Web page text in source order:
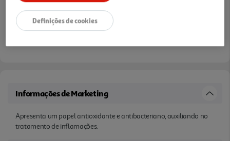
Informações de Marketing
Apresenta um papel antioxidante e antibacteriano, auxiliando no
tratamento de inflamações.
Definições de cookies